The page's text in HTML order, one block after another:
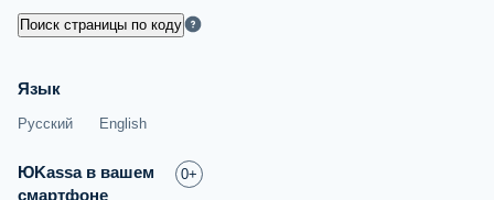
Поиск страницы по коду
Язык
Русский English
ЮKassa в вашем
смартфоне
0+